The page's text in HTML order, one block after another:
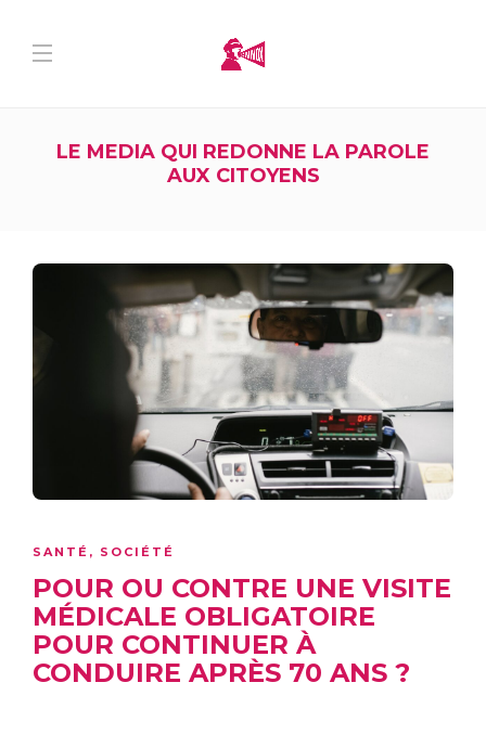
LE MEDIA QUI REDONNE LA PAROLE
AUX CITOYENS
SANTÉ , SOCIÉTÉ
POUR OU CONTRE UNE VISITE
MÉDICALE OBLIGATOIRE
POUR CONTINUER À
CONDUIRE APRÈS 70 ANS ?